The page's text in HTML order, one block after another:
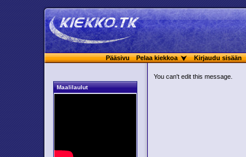
Pääsivu Pelaa kiekkoa Kirjaudu sisään
Maalilaulut
You can't edit this message.